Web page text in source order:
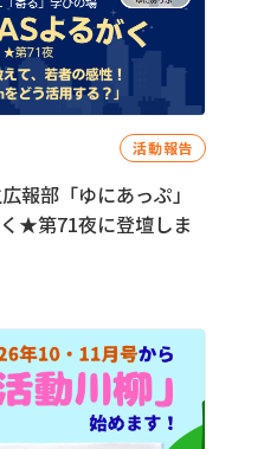
活動報告
報部「ゆにあっぷ」
★第71夜に登壇しま